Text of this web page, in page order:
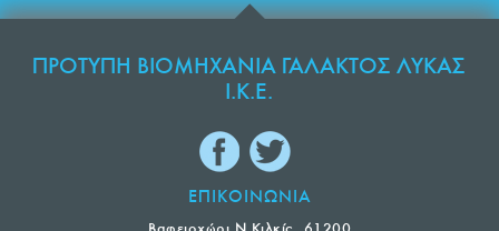
ΠΡΟΤΥΠΗ ΒΙΟΜΗΧΑΝΙΑ ΓΑΛΑΚΤΟΣ ΛΥΚΑΣ
Ι.Κ.Ε.
ΕΠΙΚΟΙΝΩΝΙΑ